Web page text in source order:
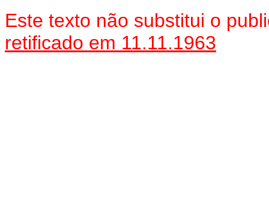
Este texto não substitui o
retificado em 11.11.1963